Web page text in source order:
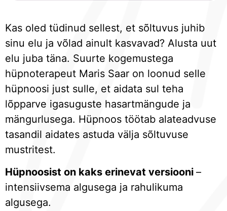
Kas oled tüdinud sellest, et sõltuvus juhib
sinu elu ja võlad ainult kasvavad? Alusta uut
elu juba täna. Suurte kogemustega
hüpnoterapeut Maris Saar on loonud selle
hüpnoosi just sulle, et aidata sul teha
lõpparve igasuguste hasartmängude ja
mängurlusega. Hüpnoos töötab alateadvuse
tasandil aidates astuda välja sõltuvuse
mustritest.
Hüpnoosist on kaks erinevat versiooni –
intensiivsema algusega ja rahulikuma
algusega.